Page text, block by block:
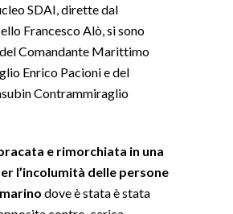
SDAI, dirette dal
Francesco Alò, si sono
Comandante Marittimo
Enrico Pacioni e del
Contrammiraglio
e rimorchiata in una
l’incolumità delle persone
dove è stata è stata